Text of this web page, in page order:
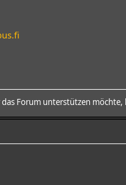
das Forum unterstützen möchte,